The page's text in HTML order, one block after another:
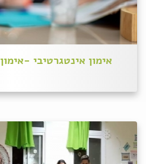
אימון אינטגרטיבי -